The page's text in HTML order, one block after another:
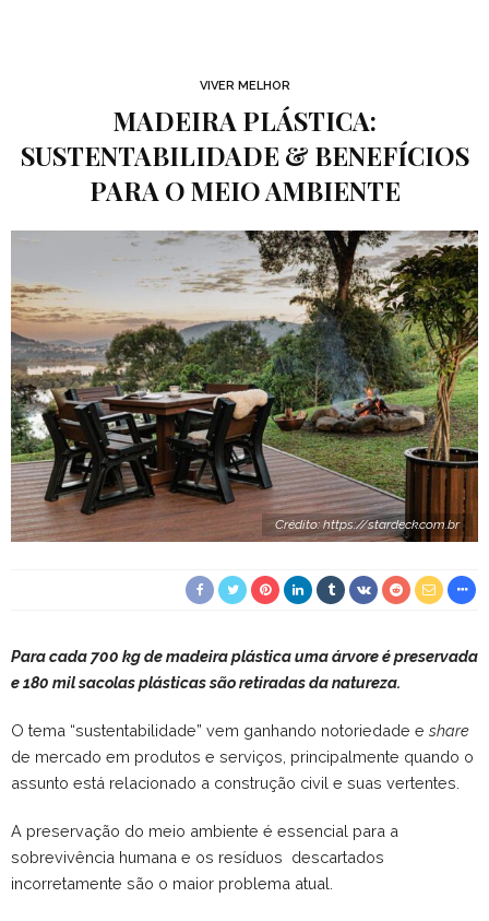
VIVER MELHOR
MADEIRA PLÁSTICA:
SUSTENTABILIDADE & BENEFÍCIOS
PARA O MEIO AMBIENTE
Crédito: https://stardeck.com.br
Para cada 700 kg de madeira plástica uma árvore é preservada
e 180 mil sacolas plásticas são retiradas da natureza.
O tema “sustentabilidade” vem ganhando notoriedade e share
de mercado em produtos e serviços, principalmente quando o
assunto está relacionado a construção civil e suas vertentes.
A preservação do meio ambiente é essencial para a
sobrevivência humana e os resíduos descartados
incorretamente são o maior problema atual.